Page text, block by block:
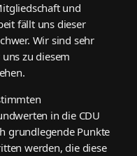
und
fällt uns dieser
Wir sind sehr
zu diesem
in die CDU
grundlegende Punkte
werden, die diese